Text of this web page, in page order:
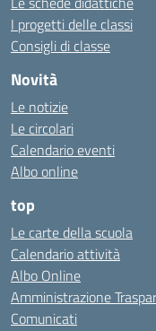
I progetti delle classi
Consigli di classe
Novità
Le notizie
Le circolari
Calendario eventi
Albo online
top
Le carte della scuola
Calendario attività
Albo Online
Amministrazione
Comunicati